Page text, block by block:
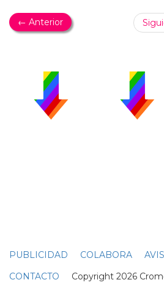
← Anterior
PUBLICIDAD COLABORA
CONTACTO Copyright 2026